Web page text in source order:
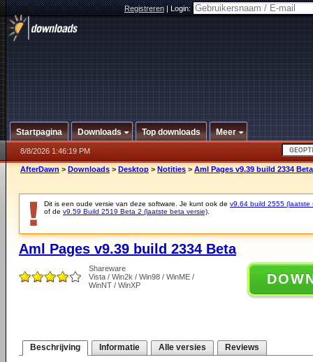
Registreren|Login:
Startpagina Downloads Top downloads Meer
8/8/2026 1:46:19 PM
AfterDawn > Downloads > Desktop > Notities > Aml Pages v9.39 build 2334 Beta
Dit is een oude versie van deze software. Je kunt ook de v9.64 build 2555 (laatste
of de v9.59 Build 2519 Beta 2 (laatste beta versie)
Aml Pages v9.39 build 2334 Beta
Shareware
Vista / Win2k / Win98 / WinME /
WinNT / WinXP
Beschrijving Informatie Alle versies Reviews